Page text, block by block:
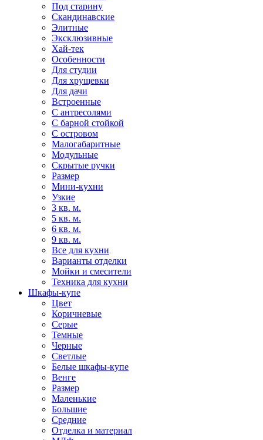
Под старину
Скандинавские
Элитные
Эксклюзивные
Хай-тек
Особенности
Для студии
Для хрущевки
Для дачи
Встроенные
С антресолями
С барной стойкой
С островом
Малогабаритные
Модульные
Скрытые ручки
Размер
Мини-кухни
Узкие
3 кв. м.
5 кв. м.
6 кв. м.
9 кв. м.
Все для кухни
Варианты отделки
Мойки и смесители
Техника для кухни
Шкафы-купе
Цвет
Коричневые
Серые
Темные
Черные
Светлые
Белые шкафы-купе
Венге
Размер
Маленькие
Большие
Средние
Отделка и материал